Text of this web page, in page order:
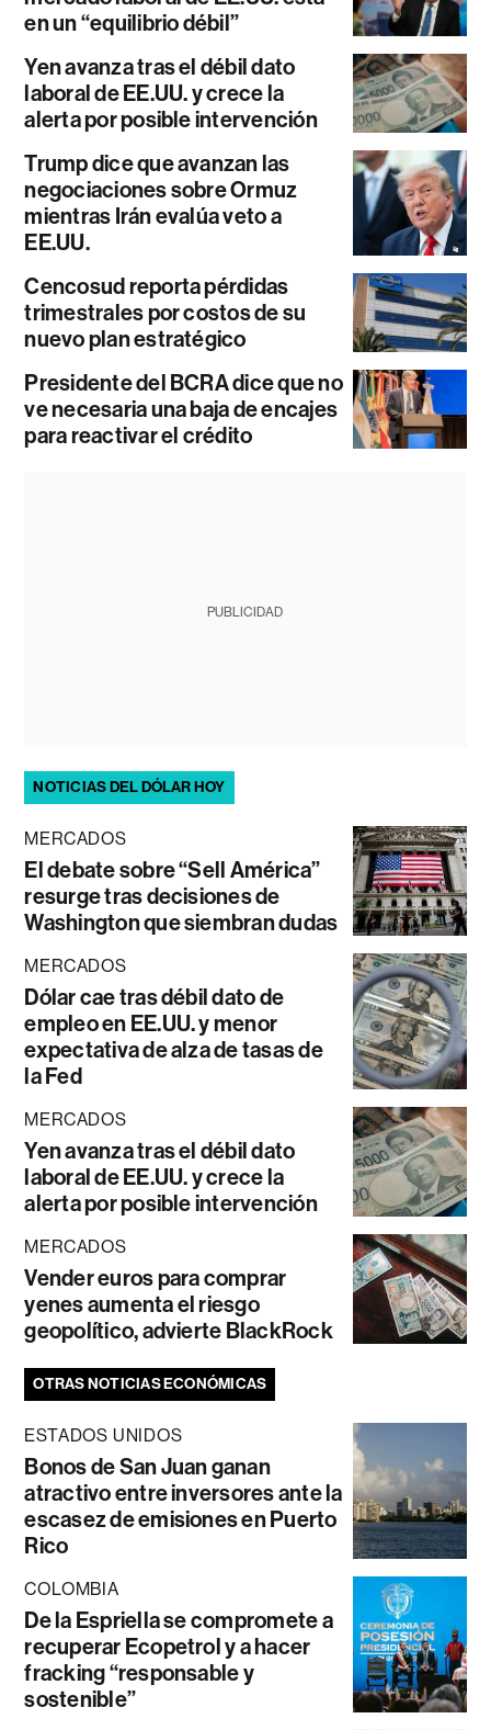
en un “equilibrio débil”
Yen avanza tras el débil dato
laboral de EE.UU. y crece la
alerta por posible intervención
Trump dice que avanzan las
negociaciones sobre Ormuz
mientras Irán evalúa veto a
EE.UU.
Cencosud reporta pérdidas
trimestrales por costos de su
nuevo plan estratégico
Presidente del BCRA dice que no
ve necesaria una baja de encajes
para reactivar el crédito
PUBLICIDAD
NOTICIAS DEL DÓLAR HOY
MERCADOS
El debate sobre “Sell América”
resurge tras decisiones de
Washington que siembran dudas
MERCADOS
Dólar cae tras débil dato de
empleo en EE.UU. y menor
expectativa de alza de tasas de
la Fed
MERCADOS
Yen avanza tras el débil dato
laboral de EE.UU. y crece la
alerta por posible intervención
MERCADOS
Vender euros para comprar
yenes aumenta el riesgo
geopolítico, advierte BlackRock
OTRAS NOTICIAS ECONÓMICAS
ESTADOS UNIDOS
Bonos de San Juan ganan
atractivo entre inversores ante la
escasez de emisiones en Puerto
Rico
COLOMBIA
De la Espriella se compromete a
recuperar Ecopetrol y a hacer
fracking “responsable y
sostenible”